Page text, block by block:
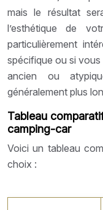
mais le résultat
l’esthétique de
particulièrement
spécifique ou si
ancien ou
généralement plus
Tableau
camping-car
Voici un tableau
choix :